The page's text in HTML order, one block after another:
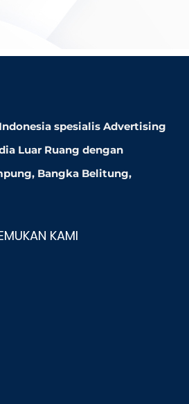
spesialis Advertising
Luar Ruang dengan
Bangka Belitung,
KAMI